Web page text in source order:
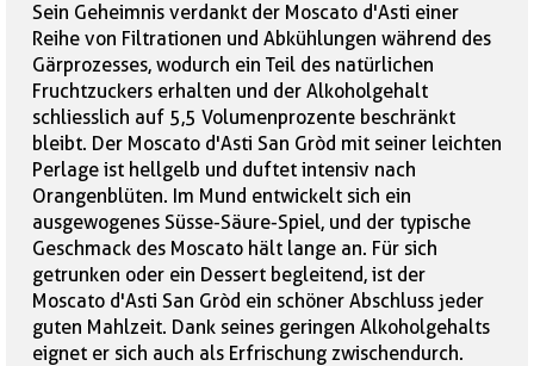
Sein Geheimnis verdankt der Moscato d'Asti einer
Reihe von Filtrationen und Abkühlungen während des
Gärprozesses, wodurch ein Teil des natürlichen
Fruchtzuckers erhalten und der Alkoholgehalt
schliesslich auf 5,5 Volumenprozente beschränkt
bleibt. Der Moscato d'Asti San Gròd mit seiner leichten
Perlage ist hellgelb und duftet intensiv nach
Orangenblüten. Im Mund entwickelt sich ein
ausgewogenes Süsse-Säure-Spiel, und der typische
Geschmack des Moscato hält lange an. Für sich
getrunken oder ein Dessert begleitend, ist der
Moscato d'Asti San Gròd ein schöner Abschluss jeder
guten Mahlzeit. Dank seines geringen Alkoholgehalts
eignet er sich auch als Erfrischung zwischendurch.